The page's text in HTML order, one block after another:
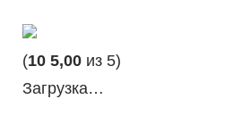
(10 5,00из 5)
Загрузка…